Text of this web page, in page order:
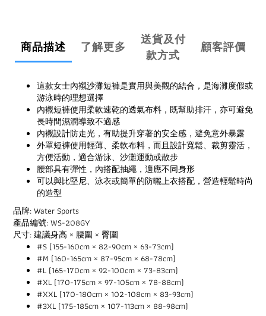
商品描述 了解更多
送貨及付
款方式
顧客評價
這款女士內襯沙灘短褲是實用與美觀的結合，是海灘度假或
游泳時的理想選擇
內襯短褲使用柔軟速乾的透氣布料，既幫助排汗，亦可避免
長時間濕潤導致不適感
內襯設計防走光，有助提升穿著的安全感，避免意外暴露
外罩短褲使用輕薄、柔軟布料，而且設計寬鬆、裁剪靈活，
方便活動，適合游泳、沙灘運動或散步
腰部具有彈性，內搭配抽繩，適應不同身形
可以與比堅尼、泳衣或簡單的防曬上衣搭配，營造輕鬆時尚
的造型
品牌: Water Sports
產品編號: WS-208GY
尺寸: 建議身高 × 腰圍 × 臀圍
#S (155-160cm × 82-90cm × 63-73cm)
#M (160-165cm × 87-95cm × 68-78cm)
#L (165-170cm × 92-100cm × 73-83cm)
#XL (170-175cm × 97-105cm × 78-88cm)
#XXL (170-180cm × 102-108cm × 83-93cm)
#3XL (175-185cm × 107-113cm × 88-98cm)